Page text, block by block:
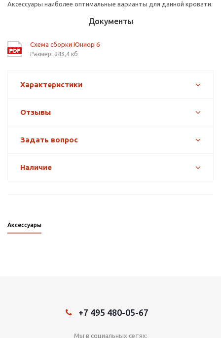
Аксессуары наиболее оптимальные варианты для данной кровати.
Документы
Схема сборки Юниор 6
Размер: 943,4 кб
Характеристики
Отзывы
Задать вопрос
Наличие
Аксессуары
+7 495 480-05-67
Мы в социальных сетях: